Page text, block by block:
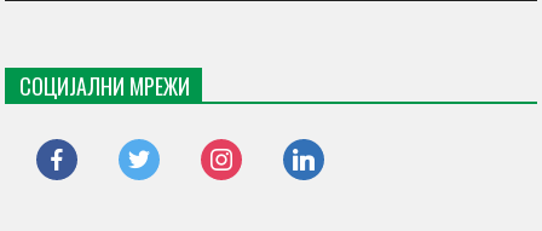
СОЦИЈАЛНИ МРЕЖИ
facebook twitter instagram linkedin